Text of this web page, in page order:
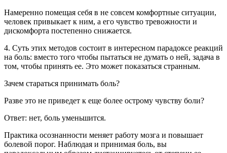
Намеренно помещая себя в не совсем комфортные ситуации,
человек привыкает к ним, а его чувство тревожности и
дискомфорта постепенно снижается.
4. Суть этих методов состоит в интересном парадоксе реакций
на боль: вместо того чтобы пытаться не думать о ней, задача в
том, чтобы принять ее. Это может показаться странным.
Зачем стараться принимать боль?
Разве это не приведет к еще более острому чувству боли?
Ответ: нет, боль уменьшится.
Практика осознанности меняет работу мозга и повышает
болевой порог. Наблюдая и принимая боль, вы